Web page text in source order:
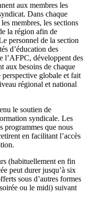
aux membres les
Dans chaque
membres, les sections
la région afin de
personnel de la section
d’éducation des
l’AFPC, développent des
aux besoins de chaque
globale et fait
régional et national
le soutien de
syndicale. Les
programmes que nous
en facilitant l’accès
(habituellement en fin
peut durer jusqu’à six
sous d’autres formes
ou le midi) suivant